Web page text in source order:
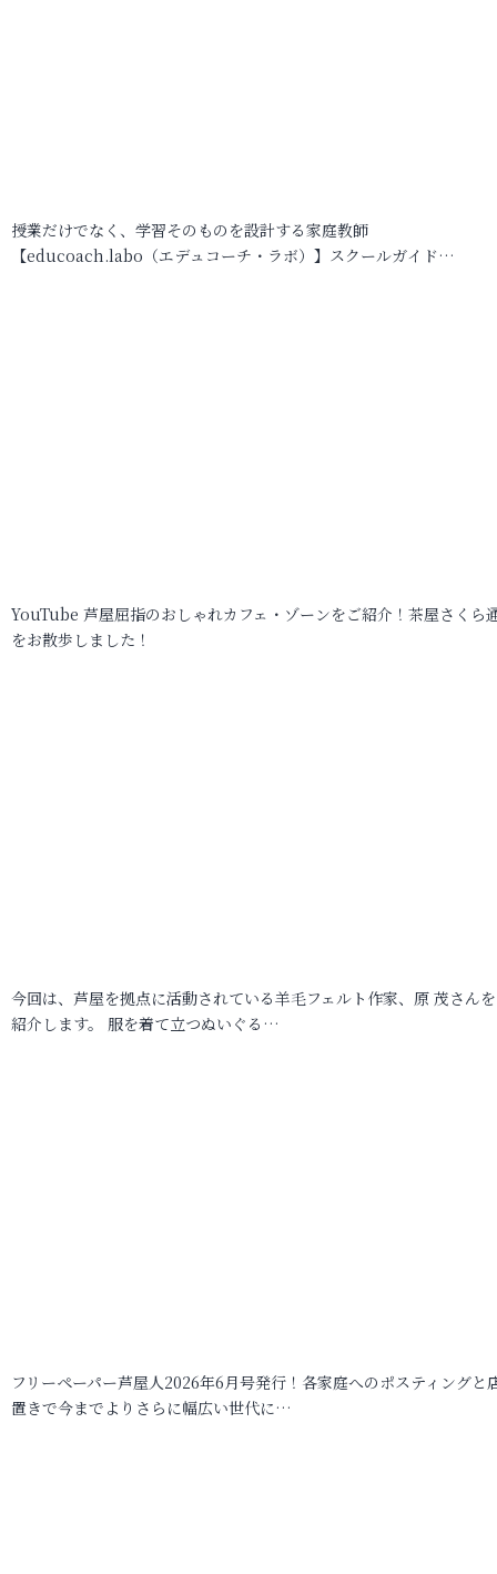
授業だけでなく、学習そのものを設計する家庭教師
【educoach.labo（エデュコーチ・ラボ）】スクールガイド…
YouTube 芦屋屈指のおしゃれカフェ・ゾーンをご紹介！茶屋さくら
をお散歩しました！
今回は、芦屋を拠点に活動されている羊毛フェルト作家、原 茂さん
紹介します。 服を着て立つぬいぐる…
フリーペーパー芦屋人2026年6月号発行！各家庭へのポスティングと
置きで今までよりさらに幅広い世代に…